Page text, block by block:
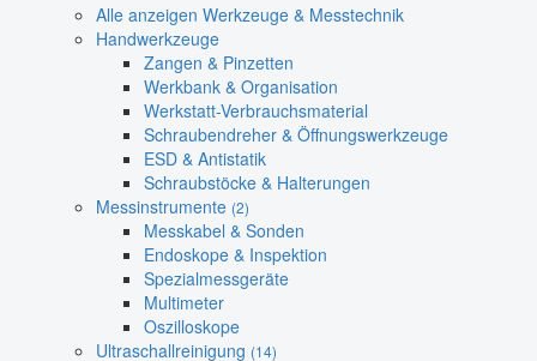
Alle anzeigen Werkzeuge & Messtechnik
Handwerkzeuge
Zangen & Pinzetten
Werkbank & Organisation
Werkstatt-Verbrauchsmaterial
Schraubendreher & Öffnungswerkzeuge
ESD & Antistatik
Schraubstöcke & Halterungen
Messinstrumente (2)
Messkabel & Sonden
Endoskope & Inspektion
Spezialmessgeräte
Multimeter
Oszilloskope
Ultraschallreinigung (14)